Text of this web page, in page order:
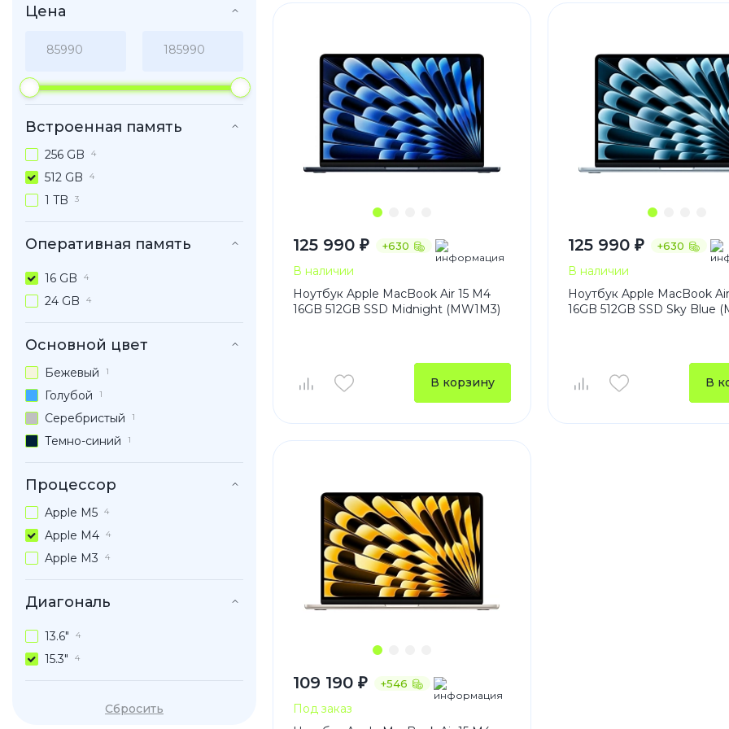
iPhone 11
iPhone SE
Series S
Pixel 7
Pixel 6
Poco
X Series
Honor
Honor
Nothing Redmi
Защитные
Зарядные
Внешние
Цена
Встроенная память
256 GB 4
512 GB 4
1 TB 3
Оперативная память
16 GB 4
24 GB 4
Основной цвет
Бежевый 1
Голубой 1
Серебристый 1
Темно-синий 1
Процессор
Apple M5 4
Apple M4 4
Apple M3 4
Диагональ
13.6" 4
15.3" 4
Сбросить
125 990 ₽ +630
В наличии
Ноутбук Apple MacBook Air 15 M4
16GB 512GB SSD Midnight (MW1M3)
В корзину
125 990 ₽ +630
В наличии
Ноутбук Apple MacBook
16GB 512GB SSD Sky Blue
В
109 190 ₽ +546
Под заказ